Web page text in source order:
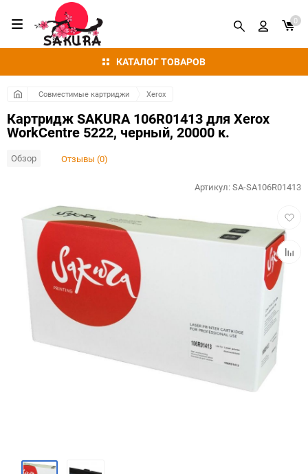
КАТАЛОГ ТОВАРОВ
0
Совместимые картриджи Xerox
Картридж SAKURA 106R01413 для Xerox
WorkCentre 5222, черный, 20000 к.
Обзор Отзывы (0)
к
Артикул:SA-SA106R01413